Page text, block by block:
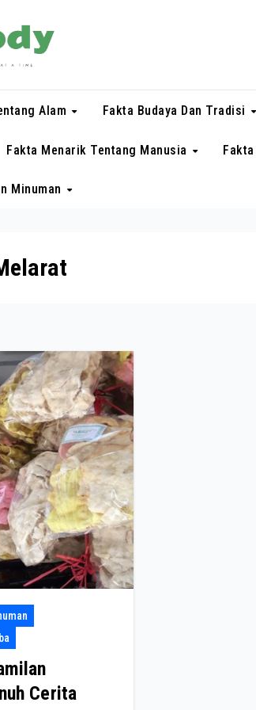
Alam Fakta Budaya Dan Tradisi
Fakta Menarik Tentang Manusia
Minuman
Cerita